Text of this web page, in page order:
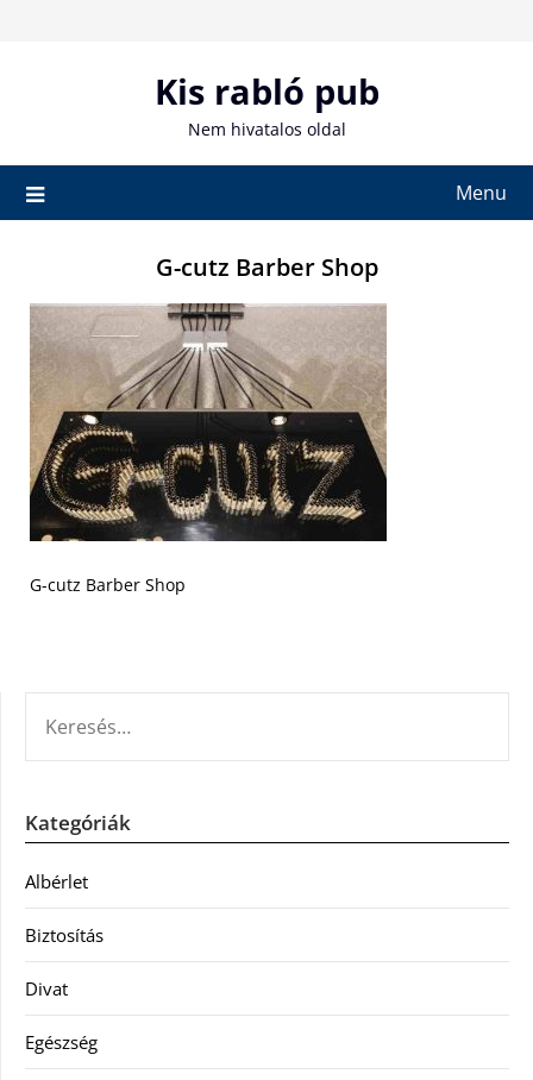
Kis rabló pub
Nem hivatalos oldal
Menu
G-cutz Barber Shop
G-cutz Barber Shop
Kategóriák
Albérlet
Biztosítás
Divat
Egészség